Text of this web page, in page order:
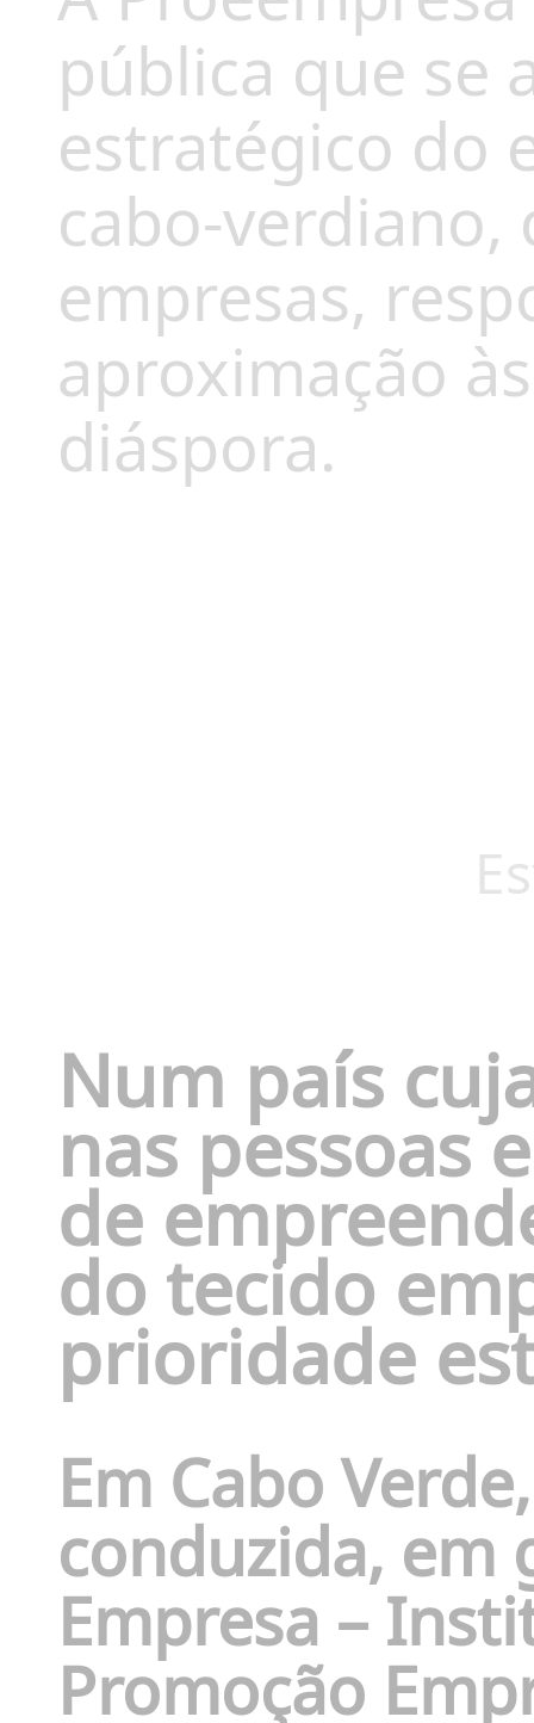
pública que
estratégico do
cabo-
empresas,
aproximação
diáspora.
Num país
nas pessoas
de
do tecido
prioridade
Em Cabo
conduzida,
Empresa –
Promoção